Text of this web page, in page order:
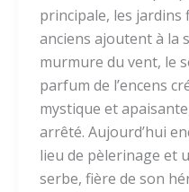
principale, les jardins
anciens ajoutent à la
murmure du vent, le
parfum de l’encens
mystique et
arrêté. Aujourd’hui
lieu de pèlerinage et
serbe, fière de son